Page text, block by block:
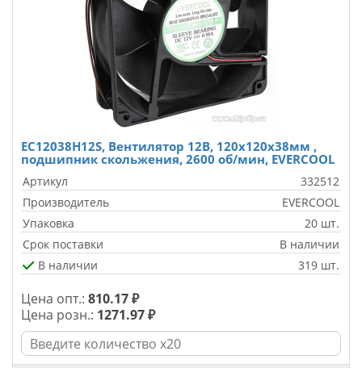
EC12038H12S, Вентилятор 12В, 120х120х38мм ,
подшипник скольжения, 2600 об/мин, EVERCOOL
Артикул
332512
Производитель
EVERCOOL
Упаковка
20 шт.
Срок поставки
В наличии
В наличии
319 шт.
Цена опт.: 810.17 ₽
Цена розн.: 1271.97 ₽